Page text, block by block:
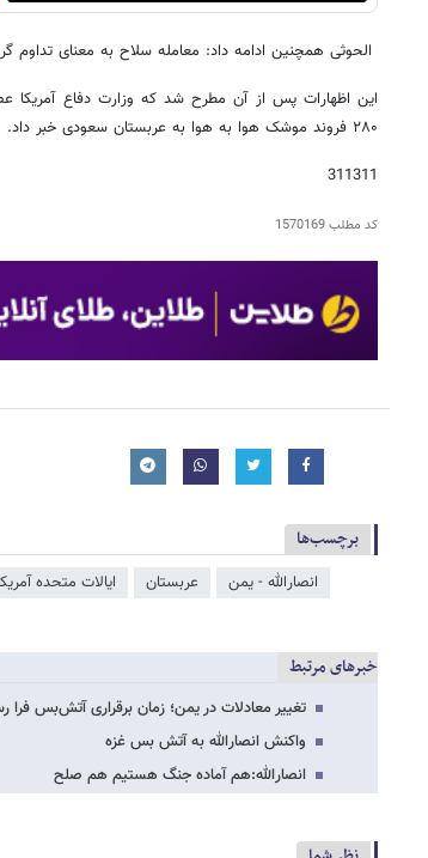
الحوثی همچنین ادامه داد: معامله سلاح به معنای
این اظهارات پس از آن مطرح شد که وزارت دفاع آمریکا
۲۸۰ فروند موشک هوا به هوا به عربستان سعودی خبر داد.
311311
کد مطلب1570169
برچسب‌ها
انصارالله - یمن عربستان ایالات متحده
خبرهای مرتبط
تغییر معادلات در یمن؛ زمان برقراری آتش‌بس
واکنش انصارالله به آتش بس غزه
انصارالله:هم آماده جنگ هستیم هم صلح